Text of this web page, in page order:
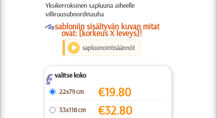
Yksikerroksinen sapluuna aiheelle
villiruusuboordinauha
Osabloniin sisältyvän kuvan mitat
ovat: [korkeus X leveys]!
sapluunointisäännöt
Zvalitse koko
22x79 cm
€19.80
33x118 cm €32.80